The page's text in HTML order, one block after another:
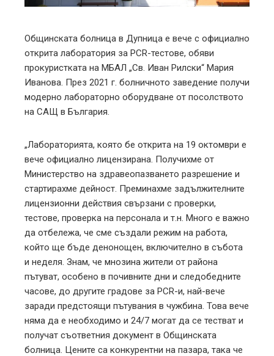
Общинската болница в Дупница е вече с официално
открита лаборатория за PCR-тестове, обяви
прокуристката на МБАЛ „Св. Иван Рилски“ Мария
Иванова. През 2021 г. болничното заведение получи
модерно лабораторно оборудване от посолството
на САЩ в България.
„Лабораторията, която бе открита на 19 октомври е
вече официално лицензирана. Получихме от
Министерство на здравеопазването разрешение и
стартирахме дейност. Преминахме задължителните
лицензионни действия свързани с проверки,
тестове, проверка на персонала и т.н. Много е важно
да отбележа, че сме създали режим на работа,
който ще бъде денонощен, включително в събота
и неделя. Знам, че мнозина жители от района
пътуват, особено в почивните дни и следобедните
часове, до другите градове за PCR-и, най-вече
заради предстоящи пътувания в чужбина. Това вече
няма да е необходимо и 24/7 могат да се тестват и
получат съответния документ в Общинската
болница. Цените са конкурентни на пазара, така че